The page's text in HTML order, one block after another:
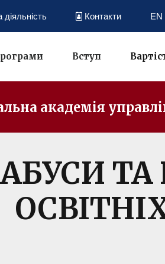
Контакти EN
Вступ
академія
ТА